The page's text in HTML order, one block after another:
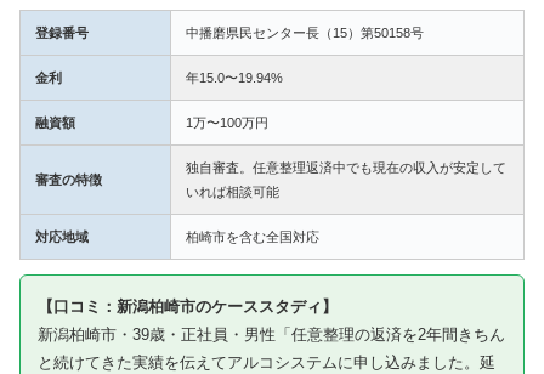
登録番号 中播磨県民センター長（15）第50158号
金利 年15.0〜19.94%
融資額 1万〜100万円
審査の特徴
独自審査。任意整理返済中でも現在の収入が安定して
いれば相談可能
対応地域 柏崎市を含む全国対応
【口コミ：新潟柏崎市のケーススタディ】
新潟柏崎市・39歳・正社員・男性「任意整理の返済を2年間きちん
と続けてきた実績を伝えてアルコシステムに申し込みました。延